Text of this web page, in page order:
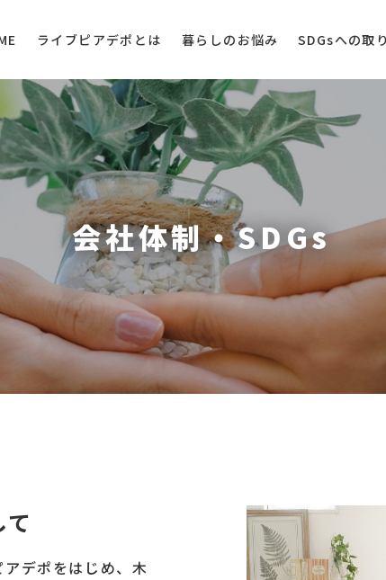
ライブピアデポとは 暮らしのお悩み SDGsへの取
会社体制・SDGs
デポをはじめ、木